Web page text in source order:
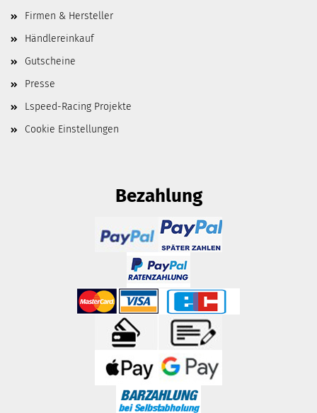
Firmen & Hersteller
Händlereinkauf
Gutscheine
Presse
Lspeed-Racing Projekte
Cookie Einstellungen
Bezahlung